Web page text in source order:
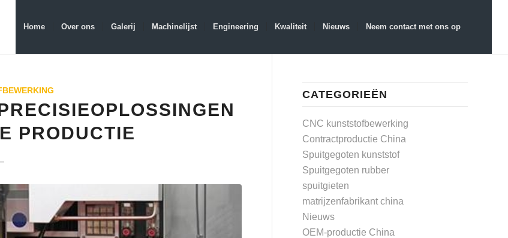
Home Over ons Galerij Machinelijst Engineering Kwaliteit Nieuws Neem contact met ons op
PRODUCTIE
CATEGORIEËN
CNC kunststofbewerking
Contractproductie China
Spuitgegoten kunststof
Spuitgegoten rubber
spuitgieten
matrijzenfabrikant china
Nieuws
OEM-productie China